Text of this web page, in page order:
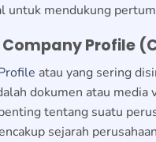
untuk mendukung
Profile
atau yang sering
dokumen atau media
tentang suatu
sejarah